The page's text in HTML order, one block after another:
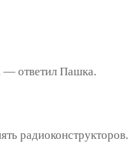
ответил Пашка.
радиоконструкторов.